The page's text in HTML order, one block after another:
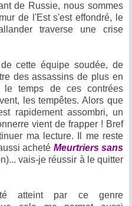
de Russie, nous sommes
de l'Est s'est effondré, le
traverse une crise
cette équipe soudée, de
des assassins de plus en
le temps de ces contrées
les tempêtes. Alors que
rapidement assombri, un
vient de frapper ! Bref
ma lecture. Il me reste
acheté Meurtriers sans
vais-je réussir à le quitter
atteint par ce genre